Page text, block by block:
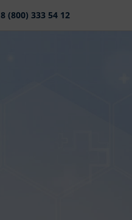
8 (800) 333 54 12